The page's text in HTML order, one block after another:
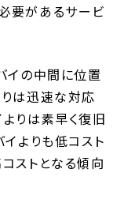
要があるサービ
イの中間に位置
りは迅速な対応
りは素早く復旧
イよりも低コスト
ストとなる傾向